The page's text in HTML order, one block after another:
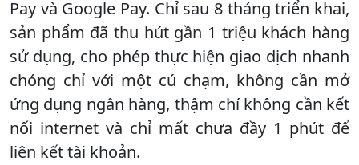
Pay và Google Pay. Chỉ sau 8 tháng triển khai,
sản phẩm đã thu hút gần 1 triệu khách hàng
sử dụng, cho phép thực hiện giao dịch nhanh
chóng chỉ với một cú chạm, không cần mở
ứng dụng ngân hàng, thậm chí không cần kết
nối internet và chỉ mất chưa đầy 1 phút để
liên kết tài khoản.